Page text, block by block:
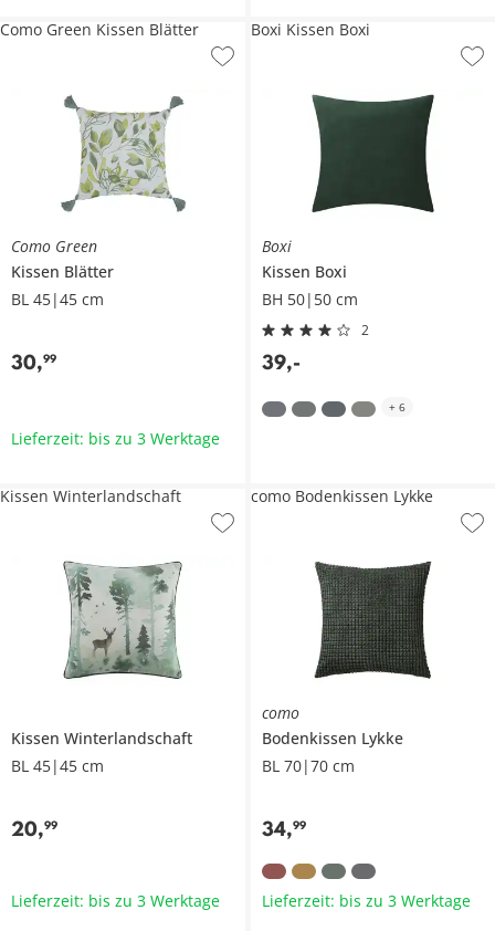
Como Green
Kissen Blätter
BL 45|45 cm
30,99
Como Green Kissen Blätter
Lieferzeit: bis zu 3 Werktage
Boxi
Kissen Boxi
BH 50|50 cm
2
39,-
Boxi Kissen Boxi
+ 6
Kissen Winterlandschaft
BL 45|45 cm
20,99
Kissen Winterlandschaft
Lieferzeit: bis zu 3 Werktage
como
Bodenkissen Lykke
BL 70|70 cm
34,99
como Bodenkissen Lykke
Lieferzeit: bis zu 3 Werktage